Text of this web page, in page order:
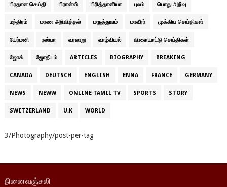
பிரதான செய்தி பிரான்ஸ் பிரித்தானியா புலம் பொது அறிவு
மந்திரம் மரண அறிவித்தல் மருத்துவம் மாவீரர் முக்கிய செய்திகள்
யேர்மனி ரஸ்யா வரலாறு வாழ்வியல் விளையாட்டு செய்திகள்
ஜோக் ஜோதிடம் ARTICLES BIOGRAPHY BREAKING
CANADA DEUTSCH ENGLISH ENNA FRANCE GERMANY
NEWS NEWW ONLINE TAMIL TV SPORTS STORY
SWITZERLAND U.K WORLD
3/Photography/post-per-tag
நினைவஞ்சலி